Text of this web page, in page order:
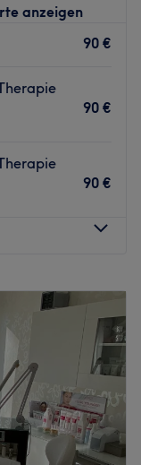
anzeigen
90 €
90 €
90 €
Geschlossen
09:00
14:00
09:00
14:00
Geschlossen
Geschlossen
erhältst 10%